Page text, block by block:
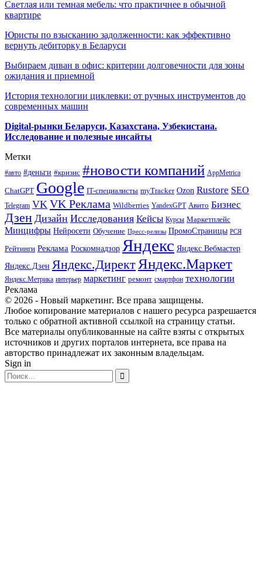
Светлая или темная мебель: что практичнее в обычной
квартире
Юристы по взысканию задолженности: как эффективно
вернуть дебиторку в Беларуси
Выбираем диван в офис: критерии долговечности для зоны
ожидания и приемной
История технологии циклевки: от ручных инструментов до
современных машин
Digital-рынки Беларуси, Казахстана, Узбекистана.
Исследование и полезные инсайты
Метки
#авто #деньги #кризис #новости компаний AppMetrica
ChatGPT Google IT-специалисты myTracker Ozon Rustore SEO
Telegram VK VK Реклама Wildberries YandexGPT Авито Бизнес
Дзен Дизайн Исследования Кейсы Курсы Маркетплейс
Минцифры Нейросети Обучение Пресс-релизы ПромоСтраницы РСЯ
Рейтинги Реклама Роскомнадзор Яндекс Яндекс.Вебмастер
Яндекс.Дзен Яндекс.ДиректЯндекс.Маркет
Яндекс.Метрика интерьер маркетинг ремонт смартфон технологии
Реклама
© 2026 - Новый маркетинг. Все права защищены.
Любое копирование материалов с нашего ресурса разрешается
только с обратной активной ссылкой на страницу статьи.
Все материалы опубликованные на сайте взяты с открытых
источников и других порталов интернета, все права на
авторство принадлежат их законным владельцам.
Sign in